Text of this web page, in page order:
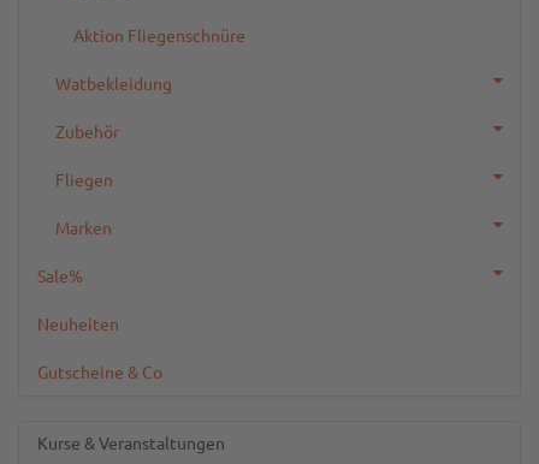
Aktion Fliegenschnüre
Watbekleidung
Zubehör
Fliegen
Marken
Sale%
Neuheiten
Gutscheine & Co
Kurse & Veranstaltungen